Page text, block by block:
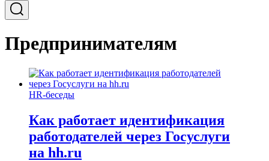
Предпринимателям
HR-беседы
Как работает идентификация
работодателей через Госуслуги
на hh.ru